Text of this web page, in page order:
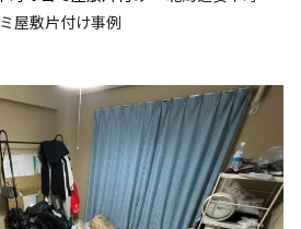
屋敷片付け事例